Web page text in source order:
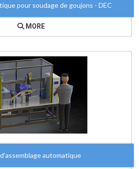
pour soudage de goujons - DEC
MORE
automatique